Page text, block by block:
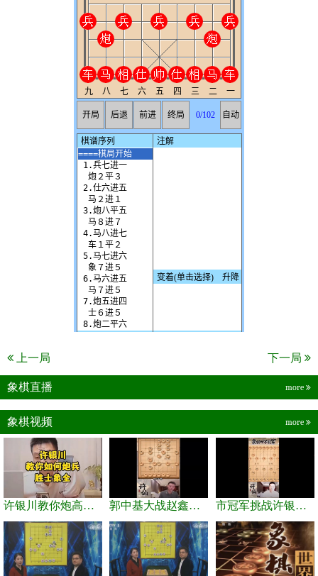
上一局 下一局
象棋直播 more
象棋视频 more
许银川教你炮高兵士象全如何赢士象全，简单四步即可 郭中基大战赵鑫鑫，许银川激情讲解 市冠军挑战许银川，急进中兵变化真激烈！